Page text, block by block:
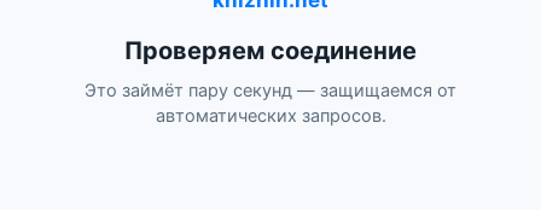
Проверяем соединение
Это займёт пару секунд — защищаемся от
автоматических запросов.